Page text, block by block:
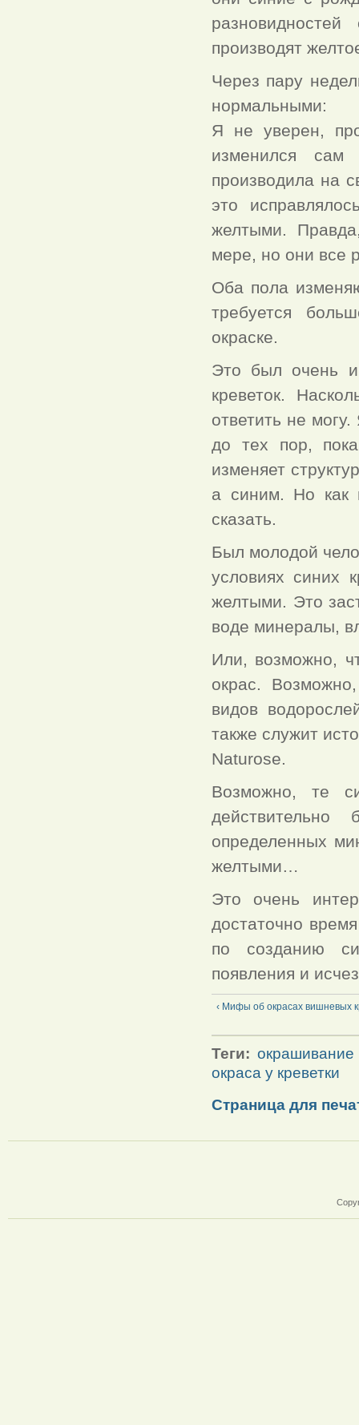
производят
Через пару
нормальными:
Я не уверен,
изменился
производила на
это
желтыми.
мере, но они все
Оба пола
требуется
окраске.
Это был очень
креветок.
ответить не
до тех пор,
изменяет
а синим. Но как
сказать.
Был молодой
условиях синих
желтыми. Это
воде минералы,
Или, возможно,
окрас.
видов
также служит
Naturose.
Возможно, те
определенных
желтыми…
Это очень
достаточно
по созданию
появления и
‹ Мифы об окрасах вишневых
Теги: окрашивание
окраса у креветки
Страница для